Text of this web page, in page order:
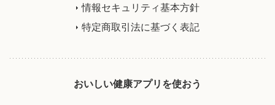
情報セキュリティ基本方針
特定商取引法に基づく表記
おいしい健康アプリを使おう